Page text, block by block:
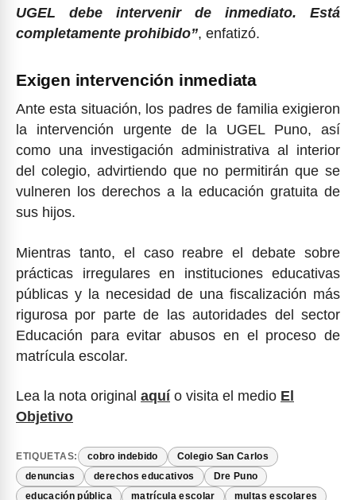
UGEL debe intervenir de inmediato. Está
completamente prohibido”, enfatizó.
Exigen intervención inmediata
Ante esta situación, los padres de familia exigieron
la intervención urgente de la UGEL Puno, así
como una investigación administrativa al interior
del colegio, advirtiendo que no permitirán que se
vulneren los derechos a la educación gratuita de
sus hijos.
Mientras tanto, el caso reabre el debate sobre
prácticas irregulares en instituciones educativas
públicas y la necesidad de una fiscalización más
rigurosa por parte de las autoridades del sector
Educación para evitar abusos en el proceso de
matrícula escolar.
Lea la nota original aquí o visita el medio El
Objetivo
ETIQUETAS: cobro indebido Colegio San Carlos
denuncias derechos educativos Dre Puno
educación pública matrícula escolar multas escolares